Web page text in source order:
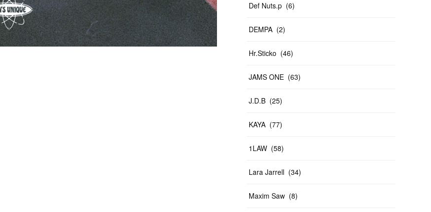
Def Nuts.p (6)
DEMPA (2)
Hr.Sticko (46)
JAMS ONE (63)
J.D.B (25)
KAYA (77)
1LAW (58)
Lara Jarrell (34)
Maxim Saw (8)